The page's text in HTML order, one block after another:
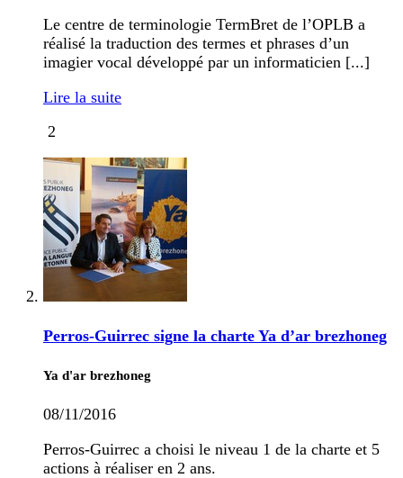
Le centre de terminologie TermBret de l’OPLB a
réalisé la traduction des termes et phrases d’un
imagier vocal développé par un informaticien [...]
Lire la suite
2
Perros-Guirrec signe la charte Ya d’ar brezhoneg
Ya d'ar brezhoneg
08/11/2016
Perros-Guirrec a choisi le niveau 1 de la charte et 5
actions à réaliser en 2 ans.